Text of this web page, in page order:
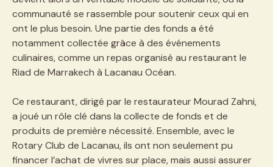
communauté se rassemble pour soutenir ceux qui en
ont le plus besoin. Une partie des fonds a été
notamment collectée grâce à des événements
culinaires, comme un repas organisé au restaurant le
Riad de Marrakech à Lacanau Océan.
Ce restaurant, dirigé par le restaurateur Mourad Zahni,
a joué un rôle clé dans la collecte de fonds et de
produits de première nécessité. Ensemble, avec le
Rotary Club de Lacanau, ils ont non seulement pu
financer l’achat de vivres sur place, mais aussi assurer